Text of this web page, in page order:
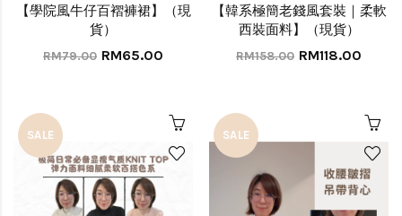
【學院風牛仔百褶褲裙】（現
貨）
RM79.00 RM65.00
【韓系極簡老錢風套裝｜柔軟
西裝面料】（現貨）
RM158.00 RM118.00
SALE SALE